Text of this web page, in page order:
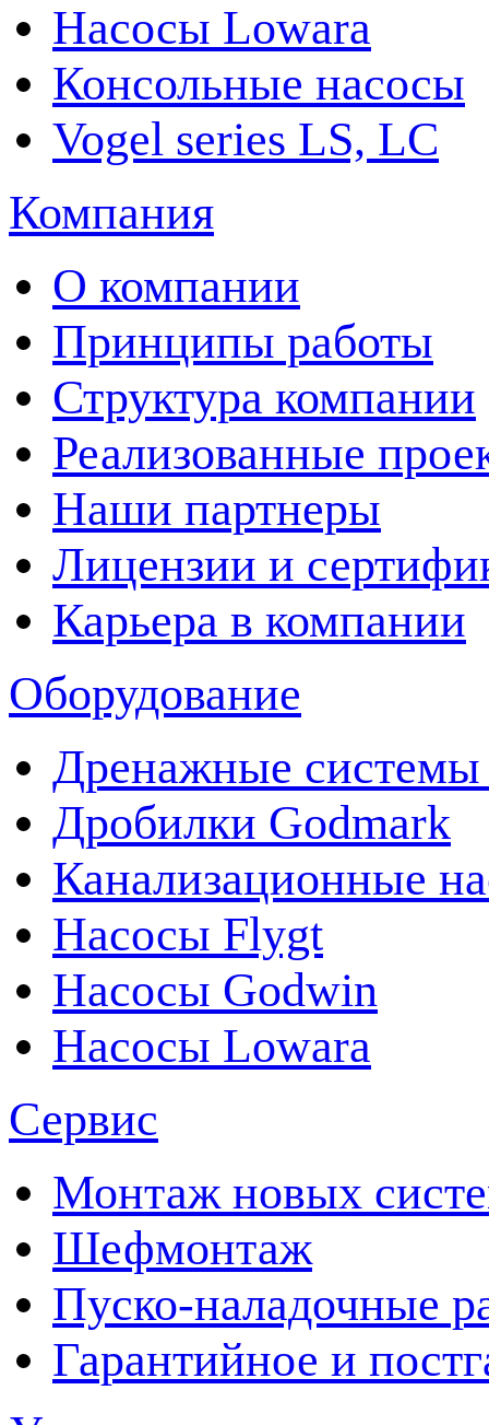
Насосы Lowara
Консольные насосы
Vogel series LS, LC
Компания
О компании
Принципы работы
Структура компании
Реализованные
Наши партнеры
Лицензии и
Карьера в компании
Оборудование
Дренажные системы
Дробилки Godmark
Канализационные
Насосы Flygt
Насосы Godwin
Насосы Lowara
Сервис
Монтаж новых
Шефмонтаж
Пуско-наладочные
Гарантийное и